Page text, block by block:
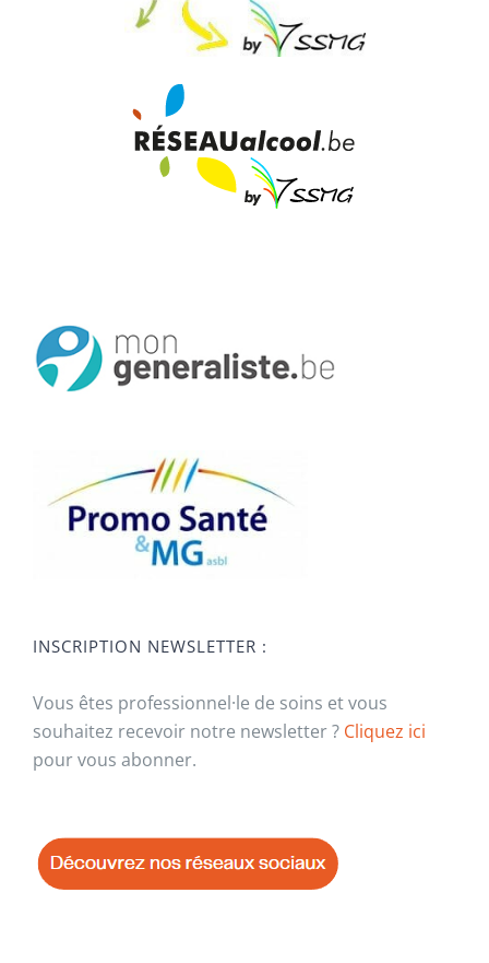
INSCRIPTION NEWSLETTER :
Vous êtes professionnel·le de soins et vous
souhaitez recevoir notre newsletter ? Cliquez ici
pour vous abonner.